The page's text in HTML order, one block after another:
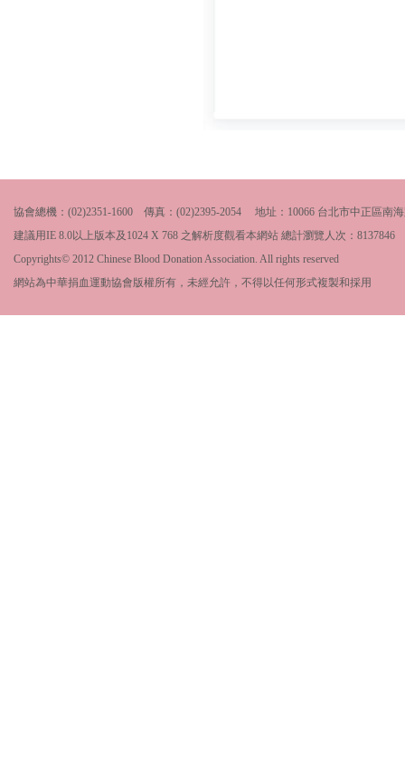
協會總機：(02)2351-1600 傳真：(02)2395-2054 地址：10066 台北市中正區南
建議用IE 8.0以上版本及1024 X 768 之解析度觀看本網站 總計瀏覽人次： 8137846
Copyrights© 2012 Chinese Blood Donation Association. All rights reserved
網站為中華捐血運動協會版權所有，未經允許，不得以任何形式複製和採用